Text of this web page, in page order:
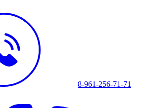
8-961-256-71-71